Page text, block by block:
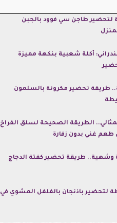
لتحضير طاجن سي فوود بالجبن
أكلة شعبية بنكهة مميزة
طريقة تحضير مكرونة بالسلمون
الطريقة الصحيحة لسلق الفراخ
غني بدون زفارة
طريقة تحضير كفتة الدجاج
لتحضير باذنجان بالفلفل المشوي في